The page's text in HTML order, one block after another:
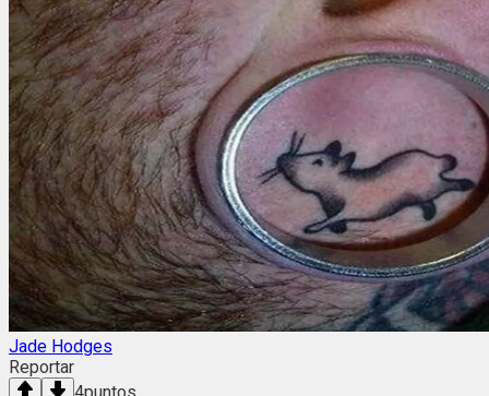
Jade Hodges
Reportar
4puntos